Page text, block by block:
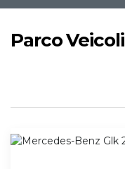
Parco Veicoli